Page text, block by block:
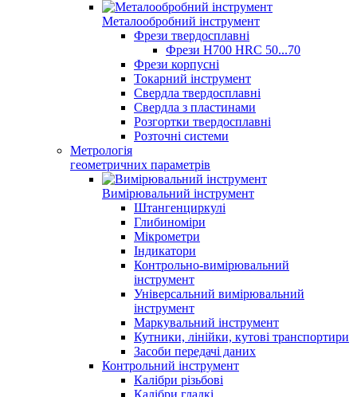
Металообробний інструмент
Фрези твердосплавні
Фрези H700 HRC 50...70
Фрези корпусні
Токарний інструмент
Свердла твердосплавні
Свердла з пластинами
Розгортки твердосплавні
Розточні системи
Метрологія
геометричних параметрів
Вимірювальний інструмент
Штангенциркулі
Глибиноміри
Мікрометри
Індикатори
Контрольно-вимірювальний
інструмент
Універсальний вимірювальний
інструмент
Маркувальний інструмент
Кутники, лінійки, кутові транспортири
Засоби передачі даних
Контрольний інструмент
Калібри різьбові
Калібри гладкі